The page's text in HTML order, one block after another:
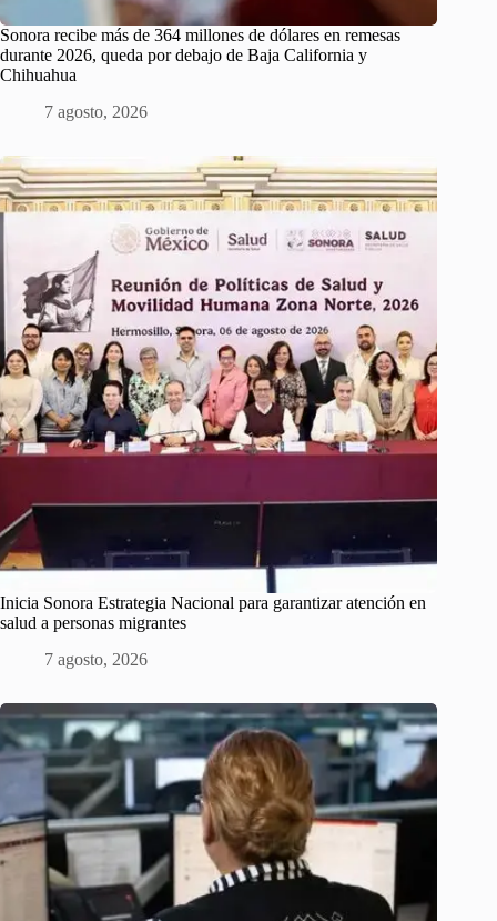
Sonora recibe más de 364 millones de dólares en remesas
durante 2026, queda por debajo de Baja California y
Chihuahua
7 agosto, 2026
Inicia Sonora Estrategia Nacional para garantizar atención en
salud a personas migrantes
7 agosto, 2026